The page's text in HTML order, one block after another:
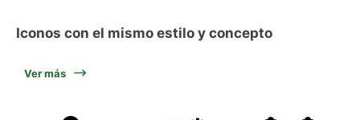
Iconos con el mismo estilo y concepto
Ver más